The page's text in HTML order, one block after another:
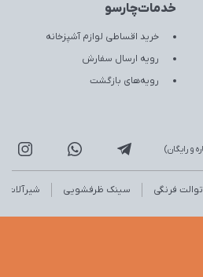
خدمات‌چارسو
خرید اقساطی لوازم آشپزخانه
رویه ارسال سفارش
رویه‌های بازگشت
توالت فرنگی سینک ظرفشویی شیرآلات